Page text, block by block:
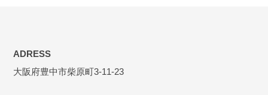
ADRESS
大阪府豊中市柴原町3-11-23